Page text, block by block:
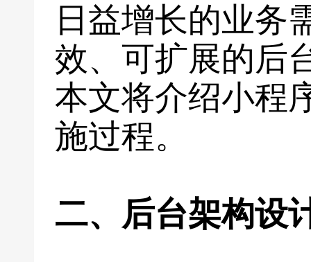
日益增长的业务
效、可扩展的后
本文将介绍小程
施过程。
二、后台架构设